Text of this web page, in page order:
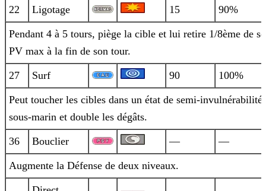
22 Ligotage 15 90%
Pendant 4 à 5 tours, piège la cible et lui retire 1/8ème de
PV max à la fin de son tour.
27 Surf 90 100%
Peut toucher les cibles dans un état de semi-invulnérabilité
sous-marin et double les dégâts.
36 Bouclier — —
Augmente la Défense de deux niveaux.